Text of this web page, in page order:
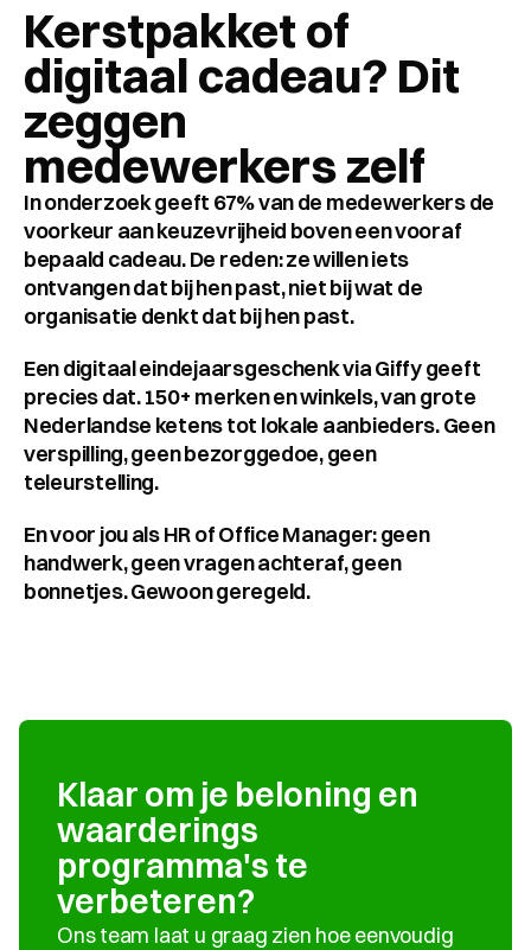
Kerstpakket of
digitaal cadeau? Dit
zeggen
medewerkers zelf
In onderzoek geeft 67% van de medewerkers de
voorkeur aan keuzevrijheid boven een vooraf
bepaald cadeau. De reden: ze willen iets
ontvangen dat bij hen past, niet bij wat de
organisatie denkt dat bij hen past.
Een digitaal eindejaarsgeschenk via Giffy geeft
precies dat. 150+ merken en winkels, van grote
Nederlandse ketens tot lokale aanbieders. Geen
verspilling, geen bezorggedoe, geen
teleurstelling.
En voor jou als HR of Office Manager: geen
handwerk, geen vragen achteraf, geen
bonnetjes. Gewoon geregeld.
Klaar om je beloning en
waarderings
programma's te
verbeteren?
Ons team laat u graag zien hoe eenvoudig